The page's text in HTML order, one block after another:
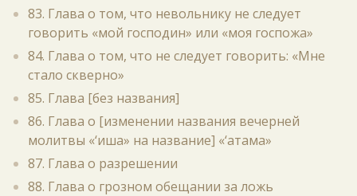
83. Глава о том, что невольнику не следует
говорить «мой господин» или «моя госпожа»
84. Глава о том, что не следует говорить: «Мне
стало скверно»
85. Глава [без названия]
86. Глава о [изменении названия вечерней
молитвы «‘иша» на название] «‘атама»
87. Глава о разрешении
88. Глава о грозном обещании за ложь